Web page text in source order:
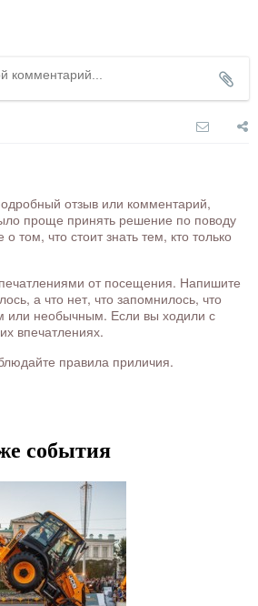
отзыв или комментарий,
проще принять решение по поводу
том, что стоит знать тем, кто только
от посещения. Напишите
а что нет, что запомнилось, что
или необычным. Если вы ходили с
впечатлениях.
правила приличия.
события